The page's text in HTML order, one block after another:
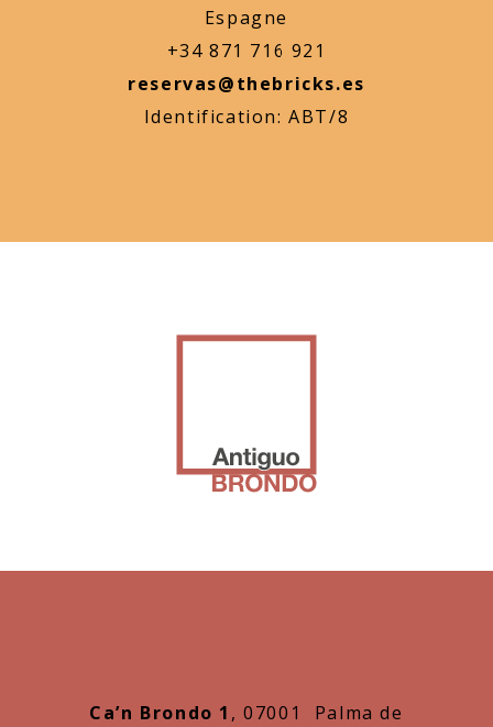
Espagne
+34 871 716 921
reservas@thebricks.es
Identification: ABT/8
Ca’n Brondo 1 , 07001 Palma de